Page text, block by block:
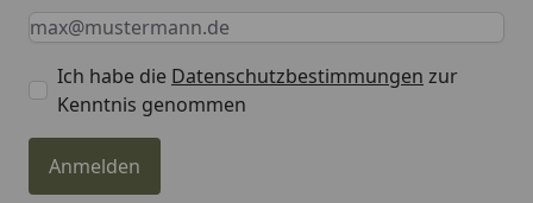
Keine Eingabe erforderlich
Eingabe erforderlich
E-Mail *
Ich habe die Datenschutzbestimmungen zur
Kenntnis genommen
Anmelden